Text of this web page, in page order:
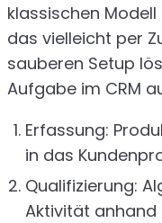
klassischen
das vielleicht per
sauberen Setup
Aufgabe im CRM
Erfassung:
in das
Qualifizierung:
Aktivität anhand